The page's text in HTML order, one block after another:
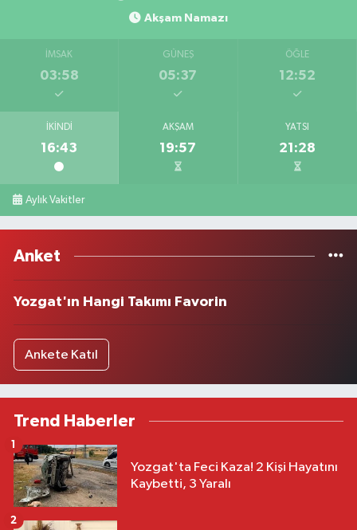
Akşam Namazı
İMSAK
03:58
GÜNEŞ
05:37
ÖĞLE
12:52
İKINDI
16:43
AKŞAM
19:57
YATSI
21:28
Aylık Vakitler
Anket
Yozgat'ın Hangi Takımı Favorin
Ankete Katıl
Trend Haberler
Yozgat'ta Feci Kaza! 2 Kişi Hayatını
Kaybetti, 3 Yaralı
1
2